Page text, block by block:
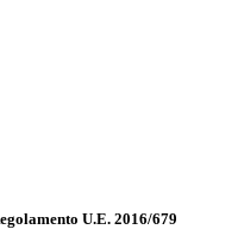
U.E. 2016/679